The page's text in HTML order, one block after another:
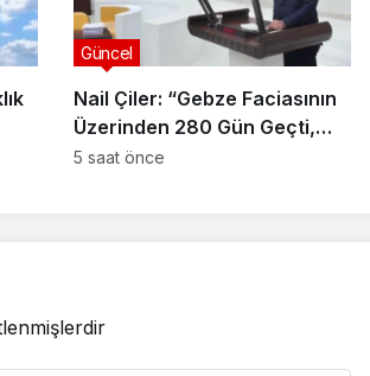
Nail Çiler: “Gebze Faciasının
Üzerinden 280 Gün Geçti,
Bakanlık Hâlâ Sessiz”
Güncel
5 saat önce